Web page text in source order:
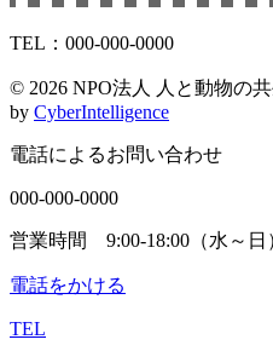
TEL：000-000-0000
© 2026 NPO法人 人と動物の
by CyberIntelligence
電話によるお問い合わせ
000-000-0000
営業時間 9:00-18:00（水～日
電話をかける
TEL